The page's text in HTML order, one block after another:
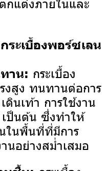
ะเบื้องพอร์ซเลน
าน: กระเบื้อง
งสูง ทนทานต่อการ
นเท้า การใช้งาน
ป็นต้น ซึ่งทำให้
ในพื้นที่ที่มีการ
นอย่างสม่ำเสมอ